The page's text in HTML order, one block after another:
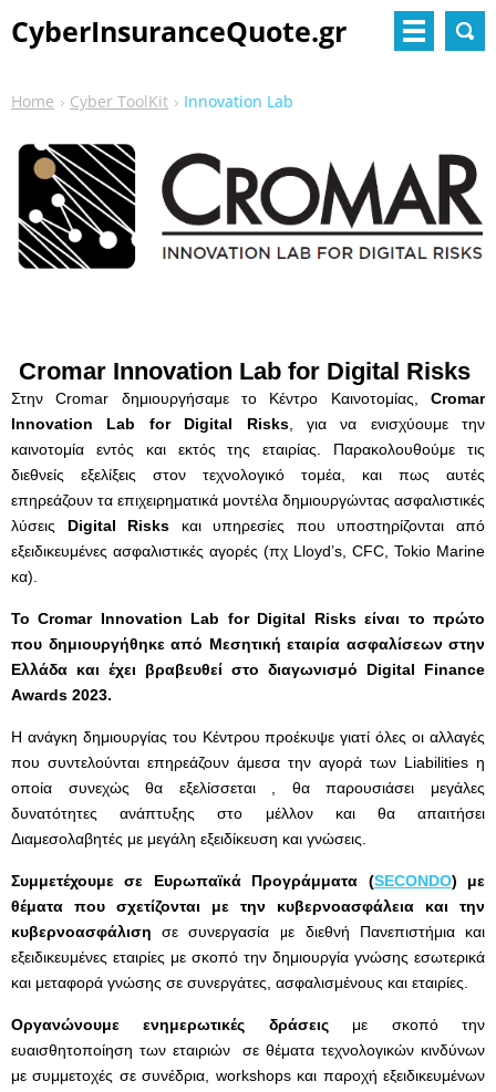
CyberInsuranceQuote.gr
Home Cyber ToolKit Innovation Lab
Cromar Innovation Lab for Digital Risks
Στην Cromar δημιουργήσαμε το Κέντρο Καινοτομίας, Cromar
Innovation
Lab for Digital Risks, για να ενισχύουμε την
καινοτομία εντός και εκτός της εταιρίας. Παρακολουθούμε τις
διεθνείς εξελίξεις στον τεχνολογικό τομέα, και πως αυτές
επηρεάζουν τα επιχειρηματικά μοντέλα δημιουργώντας ασφαλιστικές
λύσεις Digital Risks και υπηρεσίες που υποστηρίζονται από
εξειδικευμένες ασφαλιστικές αγορές (πχ Lloyd’s, CFC, Tokio Marine
κα).
Το Cromar Innovation Lab forDigital Risks είναι το πρώτο
που δημιουργήθηκε από Μεσητική εταιρία ασφαλίσεων στην
Ελλάδα και έχει βραβευθεί στo διαγωνισμό Digital Finance
Awards 2023.
Η ανάγκη δημιουργίας του Κέντρου προέκυψε γιατί όλες οι αλλαγές
που συντελούνται επηρεάζουν άμεσα την αγορά των Liabilities η
οποία συνεχώς θα εξελίσσεται , θα παρουσιάσει μεγάλες
δυνατότητες ανάπτυξης στο μέλλον και θα απαιτήσει
Διαμεσολαβητές με μεγάλη εξειδίκευση και γνώσεις.
Συμμετέχουμε σε Ευρωπαϊκά Προγράμματα (SECONDO) με
θέματα που σχετίζονται με την κυβερνοασφάλεια και την
κυβερνοασφάλιση σε συνεργασία με διεθνή Πανεπιστήμια και
εξειδικευμένες εταιρίες με σκοπό την δημιουργία γνώσης εσωτερικά
και μεταφορά γνώσης σε συνεργάτες, ασφαλισμένους και εταιρίες.
Οργανώνουμε ενημερωτικές δράσειςμε σκοπό την
ευαισθητοποίηση των εταιριών σε θέματα τεχνολογικών κινδύνων
με συμμετοχές σε συνέδρια, workshops και παροχή εξειδικευμένων